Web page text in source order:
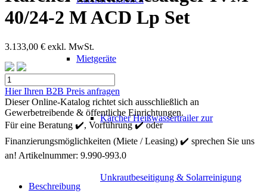
Mietgeräte
Kärcher Heißwassertrailer zur
Unkrautbeseitigung & Solarreinigung
40/24-2 M ACD Lp Set
3.133,00 € exkl. MwSt.
Kärcher
Industriesauger
IVM
40/24-
2
M
ACD
Lp
Hier Ihren B2B Preis anfragen
Dieser Online-Katalog richtet sich ausschließlich an
Gewerbetreibende & öffentliche Einrichtungen.
Für eine Beratung ✔️, Vorführung ✔️ oder
Finanzierungsmöglichkeiten (Miete / Leasing) ✔️ sprechen Sie uns
an! Artikelnummer: 9.990-993.0
Beschreibung